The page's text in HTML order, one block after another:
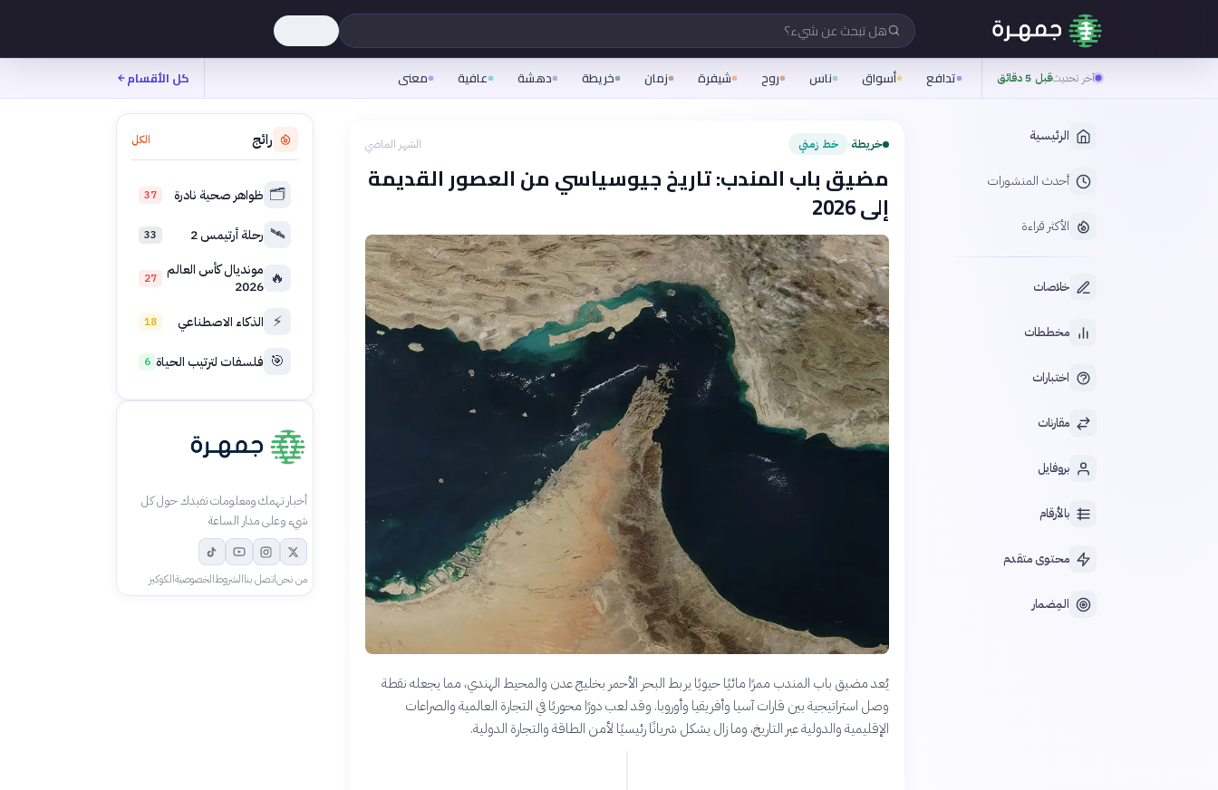
هل تبحث عن شيء؟
آخر تحديثقبل 5 دقائق تدافع أسواق ناس روح شيفرة زمان خريطة دهشة عافية معنى كل الأقسام
الرئيسية
أحدث المنشورات
الأكثر قراءة
خلاصات
مخططات
اختبارات
مقارنات
بروفايل
بالأرقام
محتوى متقدم
المِضمار
خريطة› خط زمني الشهر الماضي
مضيق باب المندب: تاريخ جيوسياسي من العصور القديمة
إلى 2026
يُعد مضيق باب المندب ممرًا مائيًا حيويًا يربط البحر الأحمر بخليج عدن والمحيط الهندي، مما يجعله نقطة
وصل استراتيجية بين قارات آسيا وأفريقيا وأوروبا. وقد لعب دورًا محوريًا في التجارة العالمية والصراعات
الإقليمية والدولية عبر التاريخ، وما زال يشكل شريانًا رئيسيًا لأمن الطاقة والتجارة الدولية.
رائج الكل
🗂️ ظواهر صحية نادرة 37
🛰️ رحلة أرتيمس 2 33
🔥 مونديال كأس العالم
2026
27
⚡ الذكاء الاصطناعي 18
🎯 فلسفات لترتيب الحياة 6
أخبار تهمك ومعلومات تفيدك حول كل
شيء وعلى مدار الساعة
من نحناتصل بناالشروطالخصوصيةالكوكيز